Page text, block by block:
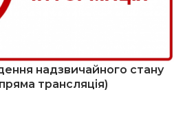
надзвичайного стану
трансляція)